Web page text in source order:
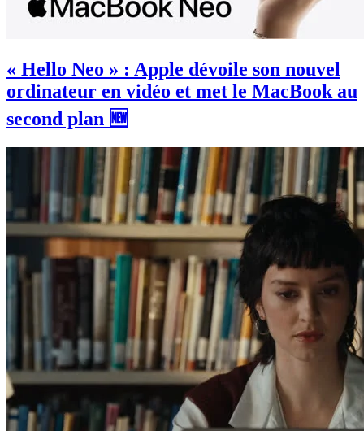
« Hello Neo » : Apple dévoile son nouvel
ordinateur en vidéo et met le MacBook au
second plan 🆕